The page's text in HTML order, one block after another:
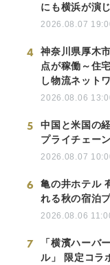
にも横浜が演
2026.08.07
4
神奈川県厚木
点が稼働～住
し物流ネット
2026.08.06
5
中国と米国の
プライチェー
2026.08.07
6
亀の井ホテル
れる秋の宿泊
2026.08.06
7
「横濱ハーバ
ル」 限定コラ